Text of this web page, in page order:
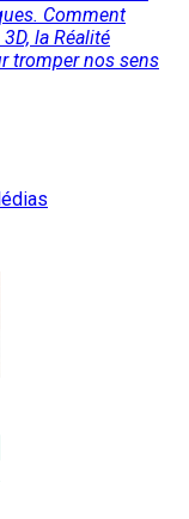
Comment
la Réalité
tromper nos sens